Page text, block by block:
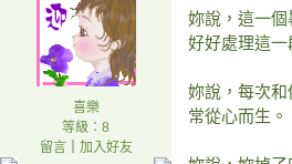
喜樂
等級：8
留言｜ 加入好友
妳說，這一
好好處理這一
妳說，每次
常從心而生。